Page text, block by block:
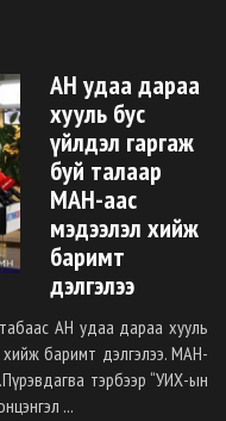
АН удаа дараа
хууль бус
үйлдэл гаргаж
буй талаар
МАН-аас
мэдээлэл хийж
баримт
дэлгэлээ
АН удаа дараа хууль
баримт дэлгэлээ. МАН-
тэрбээр “УИХ-ын
...